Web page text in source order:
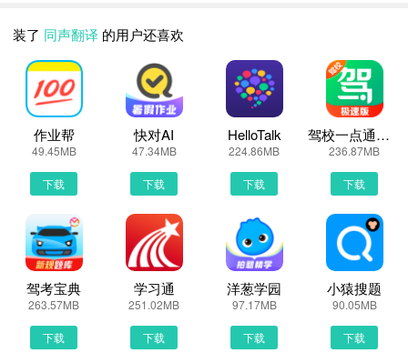
文档文件翻译：支持多种格式文档（如PDF、Word、Excel、PPT
等）的上传与全文翻译，保持原文排版不变，助力您轻松处理外语报
告、合同、学术论文等专业资料，提升工作效率。
语言翻译：通过先进的语音识别技术，实现便捷的语音输入翻译。用
户只需说出想要翻译的话语，同声翻译即刻将其转化为文字并翻译成
指定语言，尤其适用于驾驶、户外活动等不便手动输入的场景。
拍照朗读：结合OCR与TTS（文本转语音）技术，不仅将照片中的
希望听取原文发音的学习场景。
同声翻译更新说明：
翻译效率更高
翻译更准确
修复已知bug
装了 同声翻译 的用户还喜欢
作业帮
49.45MB
下载
快对AI
47.34MB
下载
HelloTalk
224.86MB
下载
驾校一点通极速版
236.87MB
下载
驾考宝典
263.57MB
下载
学习通
251.02MB
下载
洋葱学园
97.17MB
下载
小猿搜题
90.05MB
下载